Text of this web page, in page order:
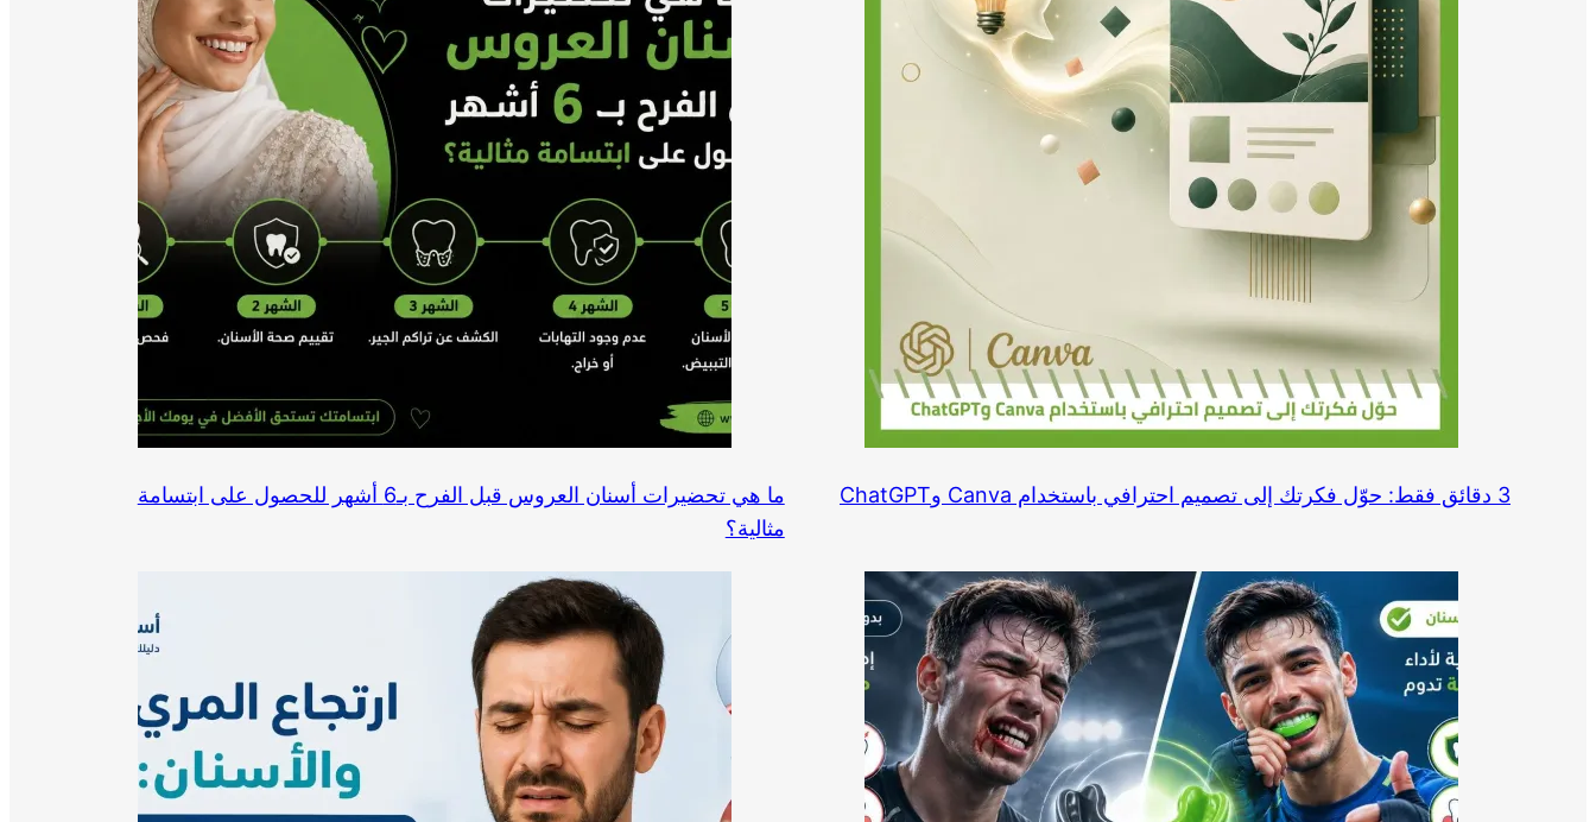
3 دقائق فقط: حوّل فكرتك إلى تصميم احترافي باستخدام Canva وChatGPT
ما هي تحضيرات أسنان العروس قبل الفرح بـ6 أشهر للحصول على ابتسامة
مثالية؟